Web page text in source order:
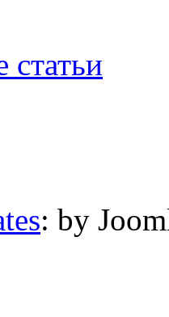
статьи
: by